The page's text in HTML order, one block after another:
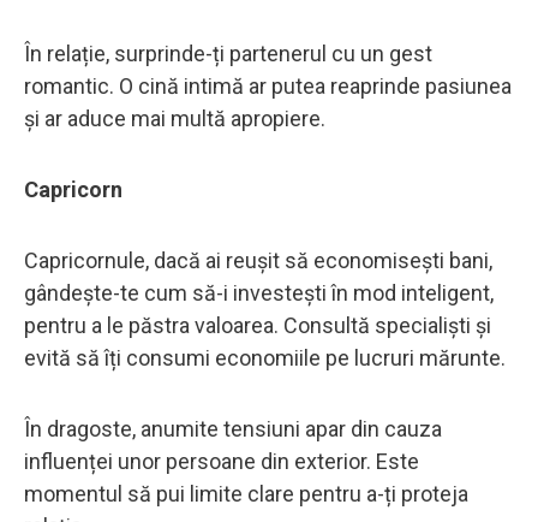
În relație, surprinde-ți partenerul cu un gest
romantic. O cină intimă ar putea reaprinde pasiunea
și ar aduce mai multă apropiere.
Capricorn
Capricornule, dacă ai reușit să economisești bani,
gândește-te cum să-i investești în mod inteligent,
pentru a le păstra valoarea. Consultă specialiști și
evită să îți consumi economiile pe lucruri mărunte.
În dragoste, anumite tensiuni apar din cauza
influenței unor persoane din exterior. Este
momentul să pui limite clare pentru a-ți proteja